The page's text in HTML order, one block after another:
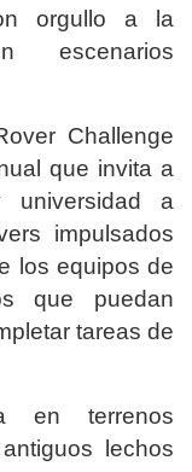
orgullo a la
escenarios
Challenge
que invita a
universidad a
impulsados
los equipos de
que puedan
tareas de
en terrenos
lechos